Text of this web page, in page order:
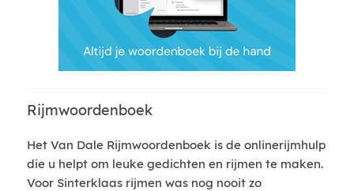
Rijmwoordenboek
Het Van Dale Rijmwoordenboek is de onlinerijmhulp
die u helpt om leuke gedichten en rijmen te maken.
Voor Sinterklaas rijmen was nog nooit zo